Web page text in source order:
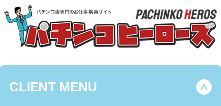
CLIENT MENU